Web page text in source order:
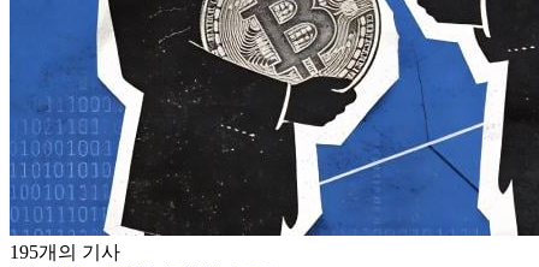
195개의 기사